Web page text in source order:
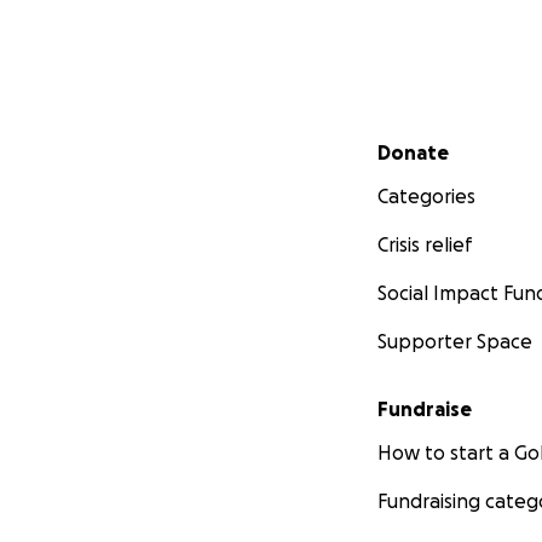
Secondary menu
Donate
Categories
Crisis relief
Social Impact
Supporter Space
Fundraise
How to start a
Fundraising